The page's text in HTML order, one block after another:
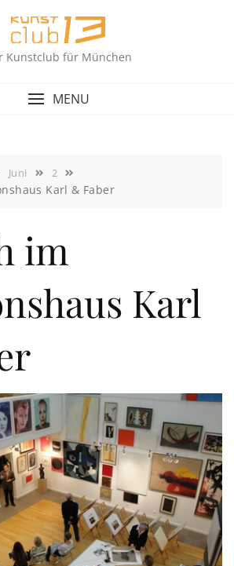
Kunstclub für München
MENU
Juni 2
Karl & Faber
im
Karl